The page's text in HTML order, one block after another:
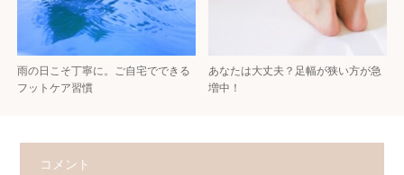
雨の日こそ丁寧に。ご自宅でできる
フットケア習慣
あなたは大丈夫？足幅が狭い方が急
増中！
コメント